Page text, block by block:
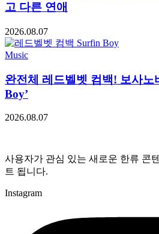
고 다른 연애
2026.08.07
Music
완전체 레드벨벳 컴백! 보사노
Boy’
2026.08.07
사용자가 관심 있는 새로운 한류 콘
트 됩니다.
Instagram